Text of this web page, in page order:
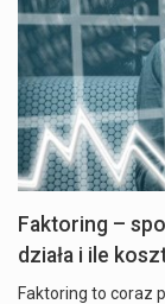
Faktoring –
działa i ile
Faktoring to coraz